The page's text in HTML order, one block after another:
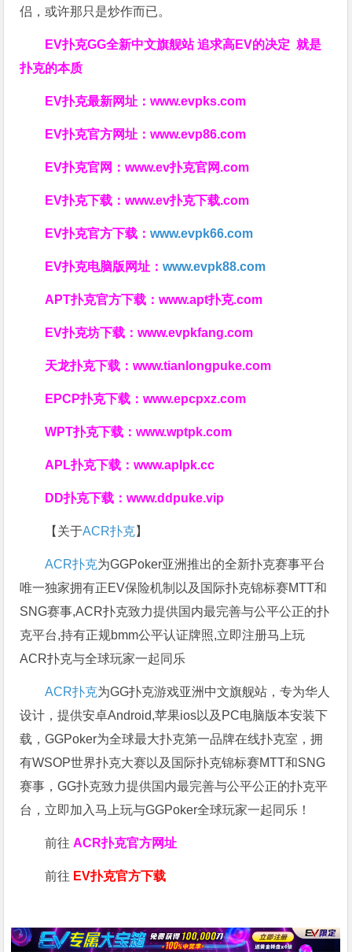
侣，或许那只是炒作而已。
EV扑克GG全新中文旗舰站追求高EV的决定就是
扑克的本质
EV扑克最新网址：www.evpks.com
EV扑克官方网址：www.evp86.com
EV扑克官网：www.ev扑克官网.com
EV扑克下载：www.ev扑克下载.com
EV扑克官方下载：www.evpk66.com
EV扑克电脑版网址：www.evpk88.com
APT扑克官方下载：www.apt扑克.com
EV扑克坊下载：www.evpkfang.com
天龙扑克下载：www.tianlongpuke.com
EPCP扑克下载：www.epcpxz.com
WPT扑克下载：www.wptpk.com
APL扑克下载：www.aplpk.cc
DD扑克下载：www.ddpuke.vip
【关于ACR扑克】
ACR扑克为GGPoker亚洲推出的全新扑克赛事平台
唯一独家拥有正EV保险机制以及国际扑克锦标赛MTT和
SNG赛事,ACR扑克致力提供国内最完善与公平公正的扑
克平台,持有正规bmm公平认证牌照,立即注册马上玩
ACR扑克与全球玩家一起同乐
ACR扑克为GG扑克游戏亚洲中文旗舰站，专为华人
设计，提供安卓Android,苹果ios以及PC电脑版本安装下
载，GGPoker为全球最大扑克第一品牌在线扑克室，拥
有WSOP世界扑克大赛以及国际扑克锦标赛MTT和SNG
赛事，GG扑克致力提供国内最完善与公平公正的扑克平
台，立即加入马上玩与GGPoker全球玩家一起同乐！
前往ACR扑克官方网址
前往 EV扑克官方下载